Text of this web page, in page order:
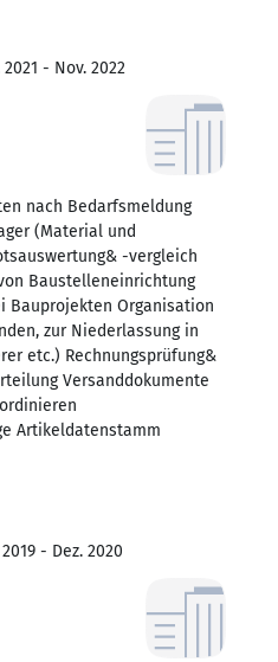
- Nov. 2022
nach Bedarfsmeldung
(Material und
-vergleich
Baustelleneinrichtung
Bauprojekten Organisation
zur Niederlassung in
etc.) Rechnungsprüfung&
Versanddokumente
Artikeldatenstamm
- Dez. 2020